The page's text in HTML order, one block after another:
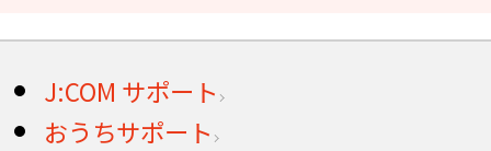
J:COM サポート
おうちサポート